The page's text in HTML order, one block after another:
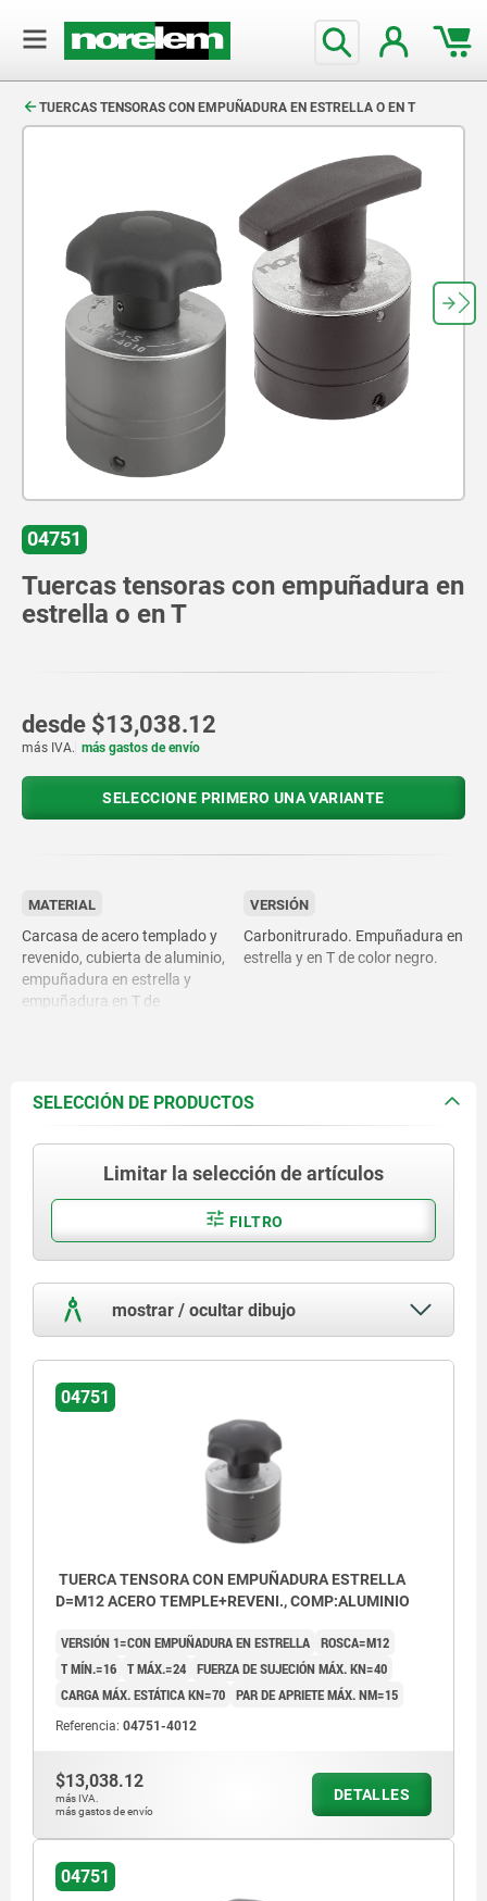
TUERCAS TENSORAS CON EMPUÑADURA EN ESTRELLA O EN T
04751
Tuercas tensoras con empuñadura en
estrella o en T
desde $13,038.12
más IVA. más gastos de envío
SELECCIONE PRIMERO UNA VARIANTE
MATERIAL
Carcasa de acero templado y
revenido, cubierta de aluminio,
empuñadura en estrella y
empuñadura en T de
VERSIÓN
Carbonitrurado. Empuñadura en
estrella y en T de color negro.
SELECCIÓN DE PRODUCTOS
Limitar la selección de artículos
FILTRO
mostrar / ocultar dibujo
1) Mecanismo de enganche
04751
TUERCA TENSORA CON EMPUÑADURA ESTRELLA
D=M12 ACERO TEMPLE+REVENI., COMP:ALUMINIO
VERSIÓN 1=CON EMPUÑADURA EN ESTRELLA ROSCA=M12
T MÍN.=16 T MÁX.=24 FUERZA DE SUJECIÓN MÁX. KN=40
CARGA MÁX. ESTÁTICA KN=70 PAR DE APRIETE MÁX. NM=15
Referencia: 04751-4012
$13,038.12
más IVA.
más gastos de envío
DETALLES
04751